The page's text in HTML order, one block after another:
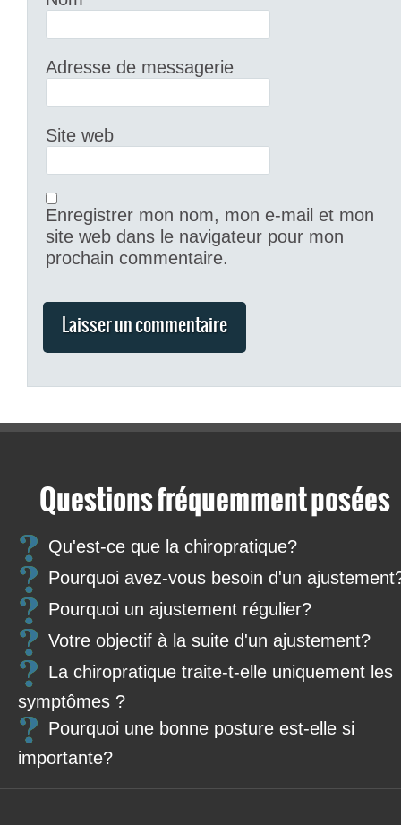
Adresse de messagerie
Site web
Enregistrer mon nom, mon e-mail et mon
site web dans le navigateur pour mon
prochain commentaire.
Questions fréquemment posées
Qu'est-ce que la chiropratique?
Pourquoi avez-vous besoin d'un
Pourquoi un ajustement régulier?
Votre objectif à la suite d'un ajustement?
La chiropratique traite-t-elle uniquement les
symptômes ?
Pourquoi une bonne posture est-elle si
importante?